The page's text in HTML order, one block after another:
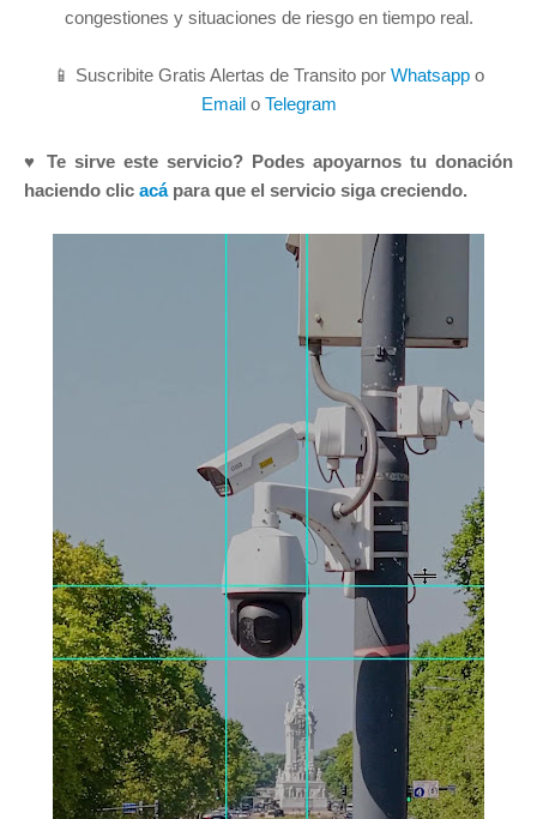
congestiones y situaciones de riesgo en tiempo real.
📱 Suscribite Gratis Alertas de Transito por Whatsapp o
Emailo Telegram
♥ Te sirve este servicio? Podes apoyarnos tu donación
haciendo clic acápara que el servicio siga creciendo.